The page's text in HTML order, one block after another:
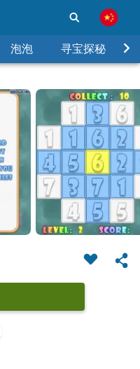
泡泡 寻宝探秘